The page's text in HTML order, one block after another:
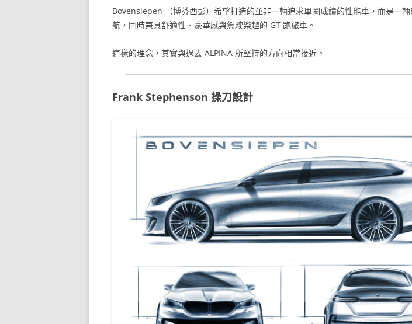
Bovensiepen （博芬西彭）希望打造的並非一輛追求單圈成績的性能車，而是一
航，同時兼具舒適性、豪華感與駕駛樂趣的 GT 跑旅車。
這樣的理念，其實與過去 ALPINA 所堅持的方向相當接近。
Frank Stephenson 操刀設計